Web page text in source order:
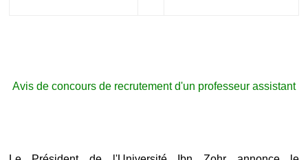
Avis de concours de recrutement d'un professeur assistant